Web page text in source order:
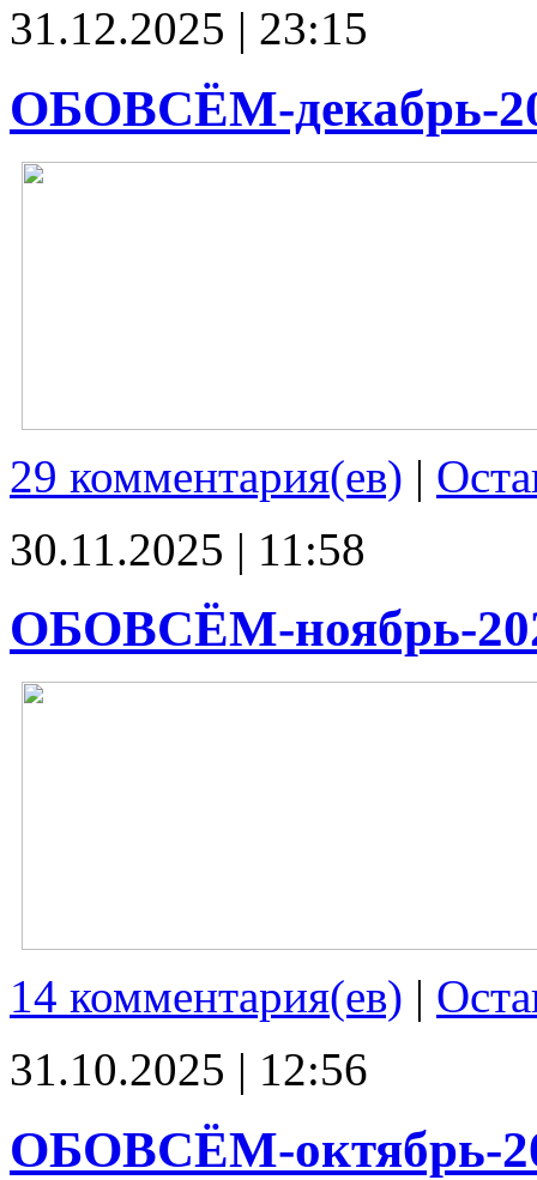
31.12.2025 | 23:15
ОБОВСЁМ-декабрь-
29 комментария(ев) |
30.11.2025 | 11:58
ОБОВСЁМ-ноябрь-
14 комментария(ев) |
31.10.2025 | 12:56
ОБОВСЁМ-октябрь-